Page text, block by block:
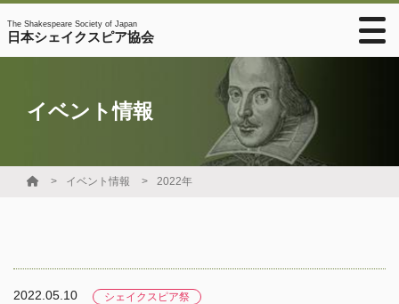
The Shakespeare Society of Japan
日本シェイクスピア協会
イベント情報
イベント情報 2022年
2022.05.10 シェイクスピア祭